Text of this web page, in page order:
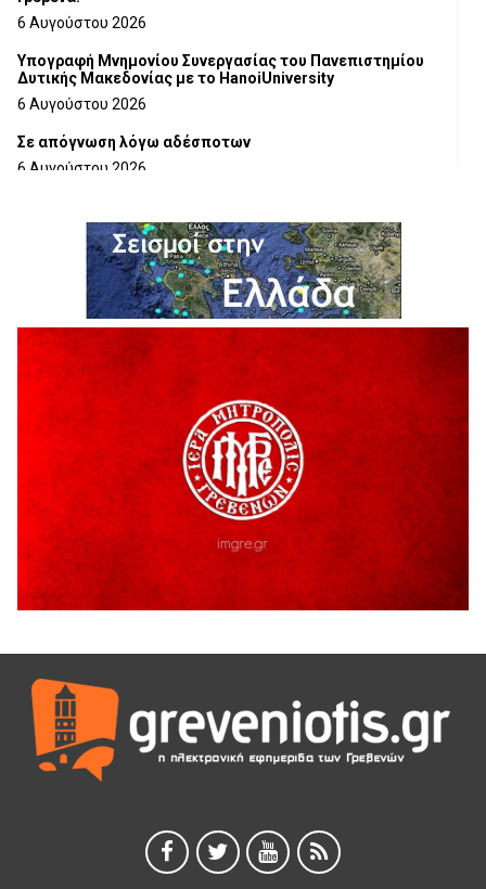
6 Αυγούστου 2026
Υπογραφή Μνημονίου Συνεργασίας του Πανεπιστημίου
Δυτικής Μακεδονίας με το HanoiUniversity
6 Αυγούστου 2026
Σε απόγνωση λόγω αδέσποτων
6 Αυγούστου 2026
6 Αυγούστου 2026
Ολοκληρώνεται η ασφαλτόστρωση της οδού Περιβόλι –
6 Αυγούστου 2026
H παραδοχή λαθών είναι (και) δύναμη
5 Αυγούστου 2026
Ο ΑΝΔΡΕΑΣ ΑΣΛΑΝΙΔΗΣ ΣΥΝΕΧΙΖΕΙ ΣΤΟΝ ΠΡΩΤΕΑ
ΓΡΕΒΕΝΩΝ
5 Αυγούστου 2026
Ευχαριστήριο Εκπολιτιστικού Συλλόγου Ταξιάρχη προς κ.
Παρασχάκη Αθανάσιο
5 Αυγούστου 2026
Διακοπή υδροδότησης του Α΄ κλάδου ύδρευσης
5 Αυγούστου 2026
Θερινό Σινεμά στο πλαίσιο του «Πολιτιστικού
Καλοκαιριού 2026» με την βραβευμένη ταινία «Μικρές
Ανάσες».
5 Αυγούστου 2026
5 Αυγούστου 2026